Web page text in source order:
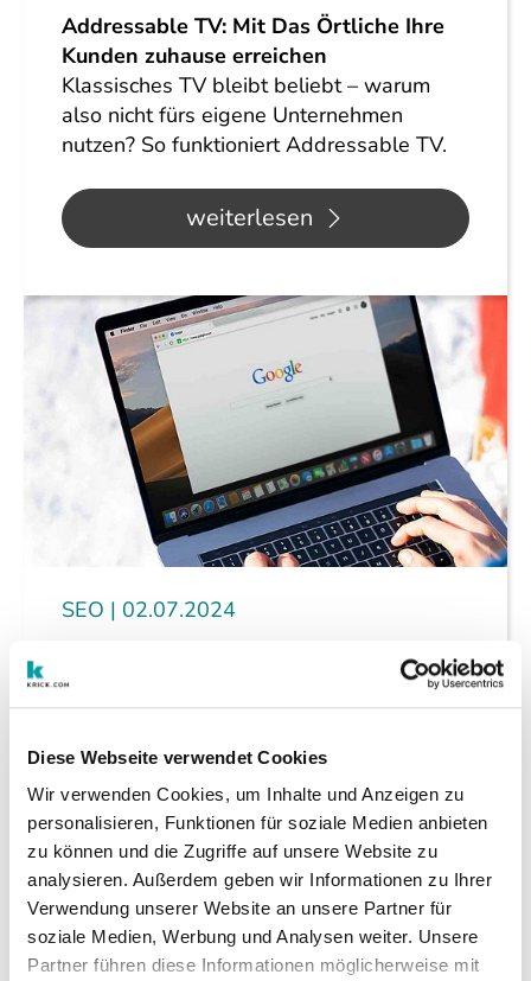
Diese Webseite verwendet Cookies
Wir verwenden Cookies, um Inhalte und Anzeigen zu
personalisieren, Funktionen für soziale Medien anbieten
zu können und die Zugriffe auf unsere Website zu
analysieren. Außerdem geben wir Informationen zu Ihrer
Verwendung unserer Website an unsere Partner für
soziale Medien, Werbung und Analysen weiter. Unsere
Partner führen diese Informationen möglicherweise mit
Addressable TV: Mit Das Örtliche Ihre
Kunden zuhause erreichen
Klassisches TV bleibt beliebt – warum
also nicht fürs eigene Unternehmen
nutzen? So funktioniert Addressable TV.
weiterlesen
SEO
02.07.2024
Unternehmensprofil optimieren und
Stoßzeiten nutzen
Für lokale Unternehmen ist eine starke
Kundinnen und Kunden zu erreichen und
konkurrenzfähig zu bleiben.
weiterlesen